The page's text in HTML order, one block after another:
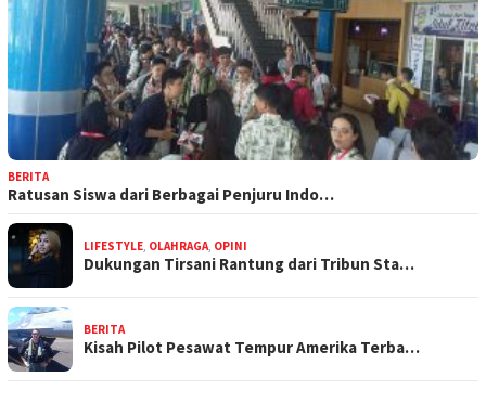
BERITA
Ratusan Siswa dari Berbagai Penjuru Indo…
LIFESTYLE OLAHRAGA OPINI
Dukungan Tirsani Rantung dari Tribun Sta…
BERITA
Kisah Pilot Pesawat Tempur Amerika Terba…